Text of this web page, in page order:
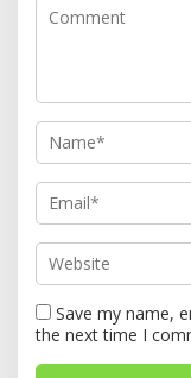
Save my name,
the next time I